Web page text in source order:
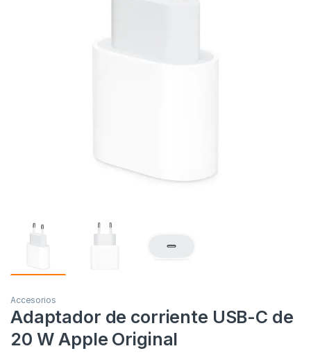
Accesorios
Adaptador de corriente USB-C de
20 W Apple Original